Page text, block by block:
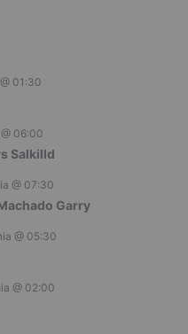
01:30
06:00
Salkilld
@ 07:30
Garry
@ 05:30
@ 02:00